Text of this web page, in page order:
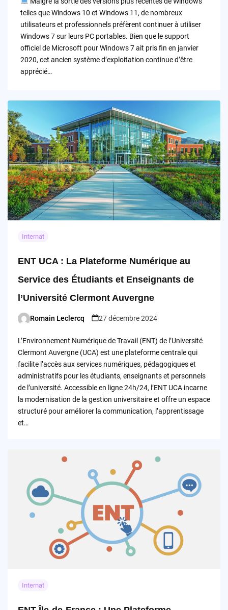
telles que Windows 10 et Windows 11, de nombreux
utilisateurs et professionnels préfèrent continuer à utiliser
Windows 7 sur leurs PC portables. Bien que le support
officiel de Microsoft pour Windows 7 ait pris fin en janvier
2020, cet ancien système d’exploitation continue d’être
apprécié…
Internat
ENT UCA : La Plateforme Numérique au
Service des Étudiants et Enseignants de
l’Université Clermont Auvergne
Posted
Romain Leclercq 27 décembre 2024
L’Environnement Numérique de Travail (ENT) de l’Université
Clermont Auvergne (UCA) est une plateforme centrale qui
facilite l’accès aux services numériques, pédagogiques et
administratifs pour les étudiants, enseignants et personnels
de l’université. Accessible en ligne 24h/24, l’ENT UCA incarne
la modernisation de la gestion universitaire et offre un espace
structuré pour améliorer la communication, l’apprentissage
et…
Internat